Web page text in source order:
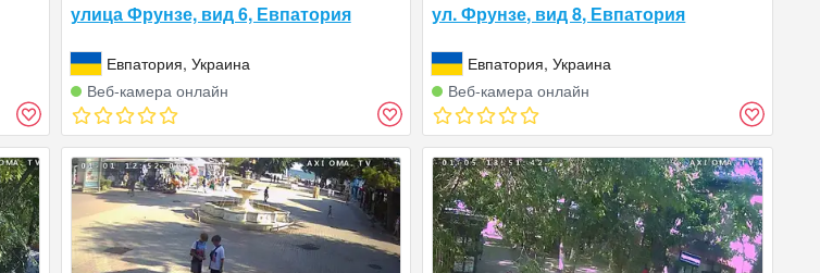
улица Фрунзе, вид 6, Евпатория
Евпатория, Украина
Веб‑камера онлайн
ул. Фрунзе, вид 8, Евпатория
Евпатория, Украина
Веб‑камера онлайн